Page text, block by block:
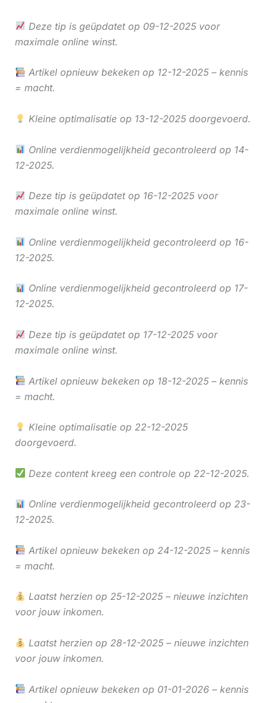
Deze tip is geüpdatet op 09-12-2025 voor
maximale online winst.
Artikel opnieuw bekeken op 12-12-2025 – kennis
= macht.
Kleine optimalisatie op 13-12-2025 doorgevoerd.
Online verdienmogelijkheid gecontroleerd op 14-
12-2025.
Deze tip is geüpdatet op 16-12-2025 voor
maximale online winst.
Online verdienmogelijkheid gecontroleerd op 16-
12-2025.
Online verdienmogelijkheid gecontroleerd op 17-
12-2025.
Deze tip is geüpdatet op 17-12-2025 voor
maximale online winst.
Artikel opnieuw bekeken op 18-12-2025 – kennis
= macht.
Kleine optimalisatie op 22-12-2025
doorgevoerd.
Deze content kreeg een controle op 22-12-2025.
Online verdienmogelijkheid gecontroleerd op 23-
12-2025.
Artikel opnieuw bekeken op 24-12-2025 – kennis
= macht.
Laatst herzien op 25-12-2025 – nieuwe inzichten
voor jouw inkomen.
Laatst herzien op 28-12-2025 – nieuwe inzichten
voor jouw inkomen.
Artikel opnieuw bekeken op 01-01-2026 – kennis